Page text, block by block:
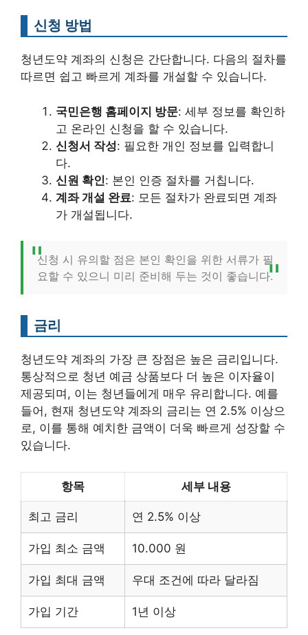
신청 방법
청년도약 계좌의 신청은 간단합니다. 다음의 절차를
따르면 쉽고 빠르게 계좌를 개설할 수 있습니다.
국민은행 홈페이지 방문: 세부 정보를 확인하
고 온라인 신청을 할 수 있습니다.
신청서 작성: 필요한 개인 정보를 입력합니
다.
신원 확인: 본인 인증 절차를 거칩니다.
계좌 개설 완료: 모든 절차가 완료되면 계좌
가 개설됩니다.
신청 시 유의할 점은 본인 확인을 위한 서류가 필
요할 수 있으니 미리 준비해 두는 것이 좋습니다.
금리
청년도약 계좌의 가장 큰 장점은 높은 금리입니다.
통상적으로 청년 예금 상품보다 더 높은 이자율이
제공되며, 이는 청년들에게 매우 유리합니다. 예를
들어, 현재 청년도약 계좌의 금리는 연 2.5% 이상으
로, 이를 통해 예치한 금액이 더욱 빠르게 성장할 수
있습니다.
항목 세부 내용
최고 금리 연 2.5% 이상
가입 최소 금액 10.000 원
가입 최대 금액 우대 조건에 따라 달라짐
가입 기간 1년 이상